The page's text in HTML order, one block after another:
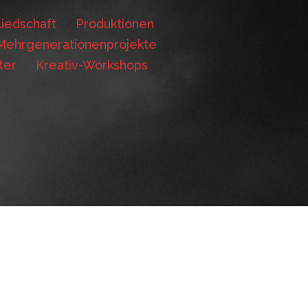
Produktionen
Kreativ-Workshops